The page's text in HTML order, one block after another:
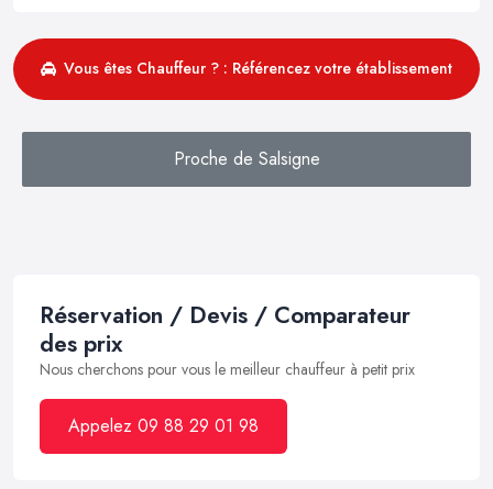
Vous êtes Chauffeur ? : Référencez votre établissement
Proche de Salsigne
Réservation / Devis / Comparateur
des prix
Nous cherchons pour vous le meilleur chauffeur à petit prix
Appelez 09 88 29 01 98